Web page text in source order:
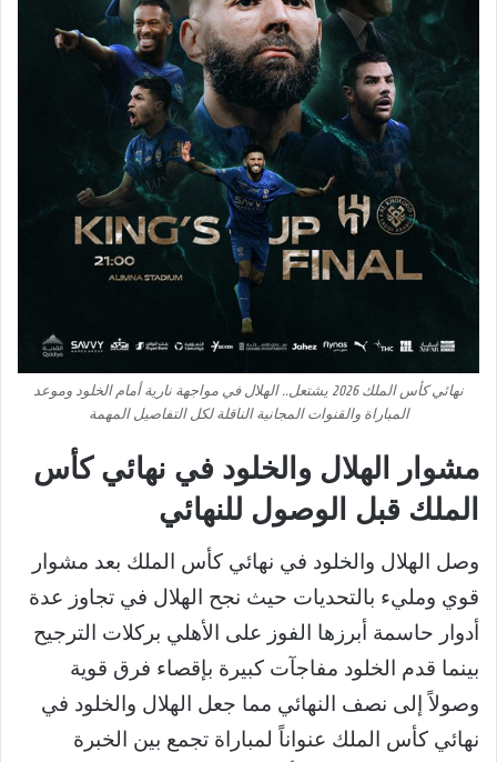
نهائي كأس الملك 2026 يشتعل.. الهلال في مواجهة نارية أمام الخلود وموعد
المباراة والقنوات المجانية الناقلة لكل التفاصيل المهمة
مشوار الهلال والخلود في نهائي كأس
الملك قبل الوصول للنهائي
وصل الهلال والخلود في نهائي كأس الملك بعد مشوار
قوي ومليء بالتحديات حيث نجح الهلال في تجاوز عدة
أدوار حاسمة أبرزها الفوز على الأهلي بركلات الترجيح
بينما قدم الخلود مفاجآت كبيرة بإقصاء فرق قوية
وصولاً إلى نصف النهائي مما جعل الهلال والخلود في
نهائي كأس الملك عنواناً لمباراة تجمع بين الخبرة